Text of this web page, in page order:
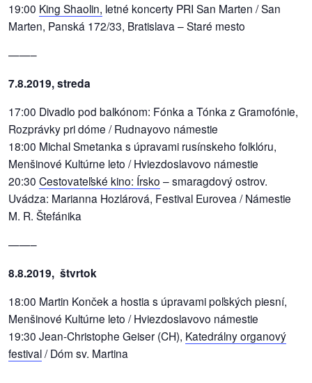
19:00 King Shaolin, letné koncerty PRI San Marten / San
Marten, Panská 172/33, Bratislava – Staré mesto
——–
7.8.2019, streda
17:00 Divadlo pod balkónom: Fónka a Tónka z Gramofónie,
Rozprávky pri dóme / Rudnayovo námestie
18:00 Michal Smetanka s úpravami rusínskeho folklóru,
Menšinové Kultúrne leto / Hviezdoslavovo námestie
20:30 Cestovateľské kino: Írsko – smaragdový ostrov.
Uvádza: Marianna Hozlárová, Festival Eurovea / Námestie
M. R. Štefánika
——–
8.8.2019, štvrtok
18:00 Martin Konček a hostia s úpravami poľských piesní,
Menšinové Kultúrne leto / Hviezdoslavovo námestie
19:30 Jean-Christophe Geiser (CH), Katedrálny organový
festival/ Dóm sv. Martina